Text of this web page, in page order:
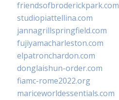
friendsofbroderickpark.com
studiopiattellina.com
jannagrillspringfield.com
fujiyamacharleston.com
elpatronchardon.com
donglaishun-order.com
fiamc-rome2022.org
mariceworldessentials.com